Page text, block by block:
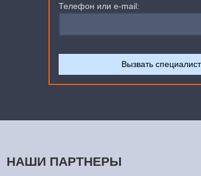
Телефон или e-mail:
НАШИ ПАРТНЕРЫ